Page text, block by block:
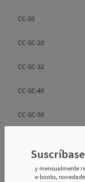
CC-50
CC-SC-20
CC-SC-32
CC-SC-40
CC-SC-50
Referenciay mensualmente
e-books,